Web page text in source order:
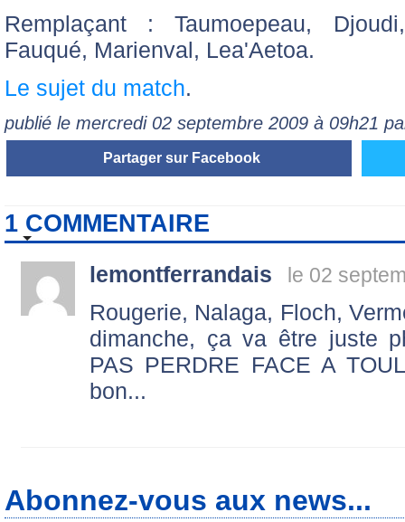
Remplaçant : Taumoepeau,
Fauqué, Marienval, Lea'Aetoa.
Le sujet du match.
publié le mercredi 02 septembre 2009 à 09h21
Partager sur Facebook
1 COMMENTAIRE
lemontferrandais le 02
Rougerie, Nalaga, Floch,
dimanche, ça va être juste
PAS PERDRE FACE A
bon...
Abonnez-vous aux news...